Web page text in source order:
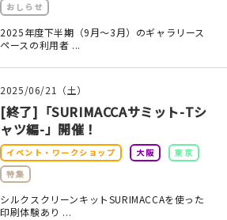
おしらせ
2025年度下半期（9月～3月）のギャラリース
ペースの利用者 ...
2025/06/21（土）
[終了]「SURIMACCAサミット-Tシ
ャツ編-」開催！
イベント・ワークショップ 大阪
東京
特集
シルクスクリーンキットSURIMACCAを使った
印刷体験あり ...